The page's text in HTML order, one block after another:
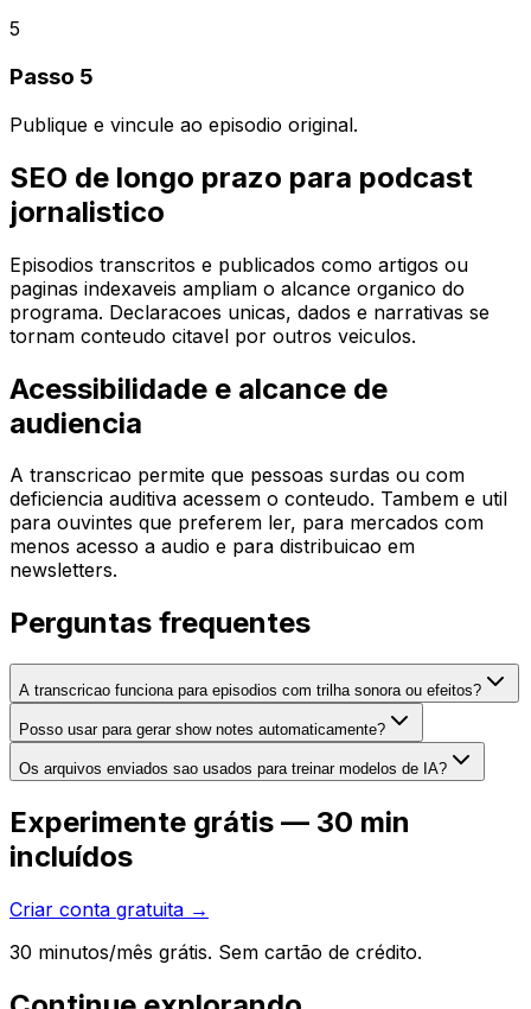
5
Passo 5
Publique e vincule ao episodio original.
SEO de longo prazo para podcast
jornalistico
Episodios transcritos e publicados como artigos ou
paginas indexaveis ampliam o alcance organico do
programa. Declaracoes unicas, dados e narrativas se
tornam conteudo citavel por outros veiculos.
Acessibilidade e alcance de
audiencia
A transcricao permite que pessoas surdas ou com
deficiencia auditiva acessem o conteudo. Tambem e util
para ouvintes que preferem ler, para mercados com
menos acesso a audio e para distribuicao em
newsletters.
Perguntas frequentes
A transcricao funciona para episodios com trilha sonora ou efeitos?
Posso usar para gerar show notes automaticamente?
Os arquivos enviados sao usados para treinar modelos de IA?
Experimente grátis — 30 min
incluídos
Criar conta gratuita →
30 minutos/mês grátis. Sem cartão de crédito.